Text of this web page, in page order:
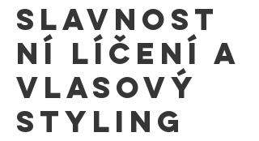
Slavnost
ní líčení a
vlasový
styling